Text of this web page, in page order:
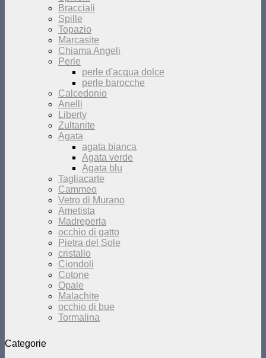
Bracciali
Spille
Topazio
Marcasite
Chiama Angeli
Perle
perle d'acqua dolce
perle barocche
Calcedonio
Anelli
Liberty
Zultanite
Agata
agata bianca
Agata verde
Agata blu
Tagliacarte
Cammeo
Vetro di Murano
Ametista
Madreperla
occhio di gatto
Pietra del Sole
cristallo
Ciondoli
Cotone
Opale
Malachite
occhio di bue
Tormalina
Categorie